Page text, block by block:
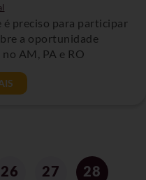
é preciso para participar
a oportunidade
AM, PA e RO
26 27 28